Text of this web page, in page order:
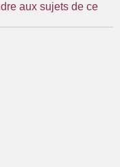
aux sujets de ce